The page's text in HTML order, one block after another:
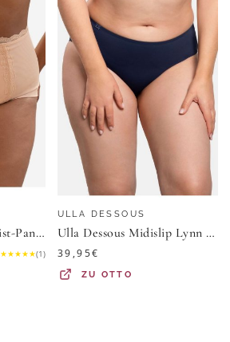
SugarShape High-Waist-Panty CLARA (1-St)
★★★★★(1)
ULLA DESSOUS
Ulla Dessous Midislip Lynn (1-St) Slip - Hoher Tragekomfort, Schlicht und funktionell
39,95€
ZU OTTO